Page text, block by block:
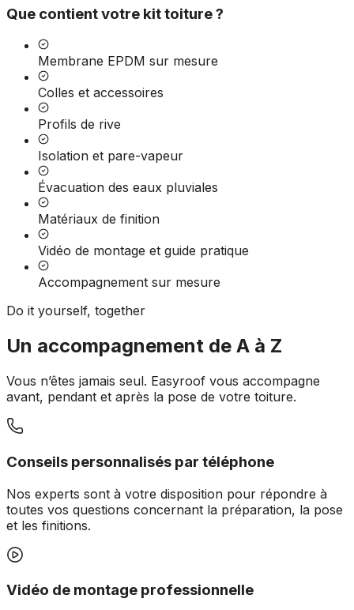
Que contient votre kit toiture ?
Membrane EPDM sur mesure
Colles et accessoires
Profils de rive
Isolation et pare-vapeur
Évacuation des eaux pluviales
Matériaux de finition
Vidéo de montage et guide pratique
Accompagnement sur mesure
Do it yourself, together
Un accompagnement de A à Z
Vous n’êtes jamais seul. Easyroof vous accompagne
avant, pendant et après la pose de votre toiture.
Conseils personnalisés par téléphone
Nos experts sont à votre disposition pour répondre à
toutes vos questions concernant la préparation, la pose
et les finitions.
Vidéo de montage professionnelle